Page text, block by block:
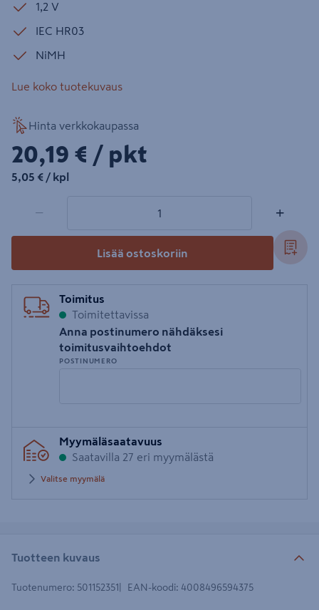
1,2 V
IEC HR03
NiMH
Lue koko tuotekuvaus
Hinta verkkokaupassa
20,19€/pkt
20,19 € / pkt
5,05€/kpl
5,05 € / kpl
− +
Lisää ostoskoriin
Toimitus
Toimitettavissa
Anna postinumero nähdäksesi
toimitusvaihtoehdot
POSTINUMERO
postinumero
Myymäläsaatavuus
Saatavilla 27 eri myymälästä
Valitse myymälä
Tuotteen kuvaus
Tuotenumero: 501152351 EAN-koodi: 4008496594375